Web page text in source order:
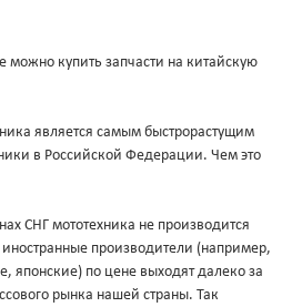
можно купить запчасти на китайскую
является самым быстрорастущим
в Российской Федерации. Чем это
СНГ мототехника не производится
производители (например,
японские) по цене выходят далеко за
рынка нашей страны. Так